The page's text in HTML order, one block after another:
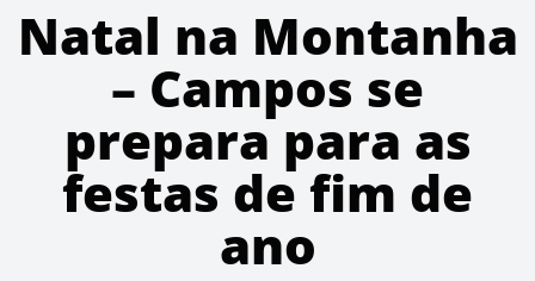
Natal na Montanha
– Campos se
prepara para as
festas de fim de
ano